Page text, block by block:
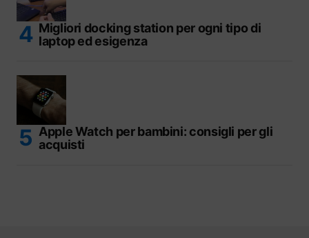
Migliori docking station per ogni tipo di
laptop ed esigenza
Apple Watch per bambini: consigli per gli
acquisti